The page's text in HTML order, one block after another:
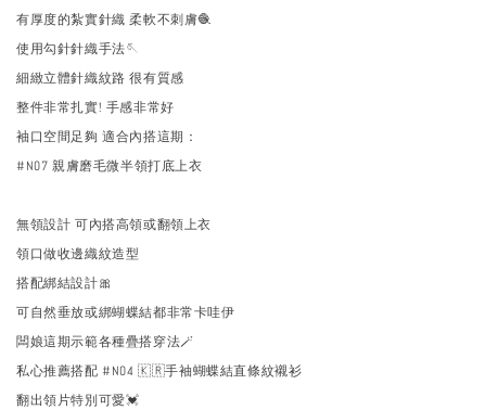
有厚度的紮實針織 柔軟不刺膚🧶
使用勾針針織手法🪡
細緻立體針織紋路 很有質感
整件非常扎實! 手感非常好
袖口空間足夠 適合內搭這期：
#N07 親膚磨毛微半領打底上衣
無領設計 可內搭高領或翻領上衣
領口做收邊織紋造型
搭配綁結設計🎀
可自然垂放或綁蝴蝶結都非常卡哇伊
闆娘這期示範各種疊搭穿法🪄
私心推薦搭配 #N04 🇰🇷手袖蝴蝶結直條紋襯衫
翻出領片特別可愛💓